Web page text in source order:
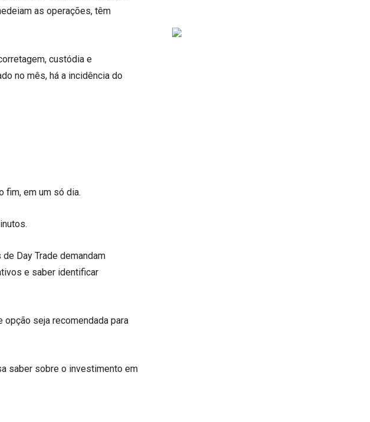
as operações, têm
custódia e
no mês, há a incidência do
fim, em um só dia.
Day Trade demandam
e saber identificar
seja recomendada para
saber sobre o investimento em